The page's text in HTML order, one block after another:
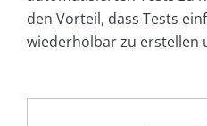
den Vorteil, dass Tests
wiederholbar zu erstellen